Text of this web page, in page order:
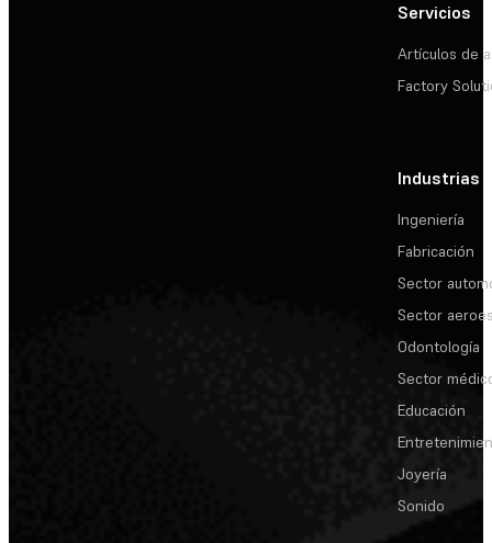
Servicios
Artículos de
Factory
Industrias
Ingeniería
Fabricación
Sector
Sector
Odontología
Sector
Educación
Joyería
Sonido